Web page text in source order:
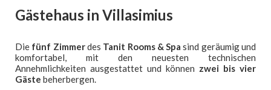
Zimmer
Wo sind wir
Villasimius
Gästehaus in Villasimius
Die fünf Zimmerdes Tanit Rooms & Spa sind geräumig und
komfortabel, mit den neuesten technischen
Annehmlichkeiten ausgestattet und können zwei bis vier
Gäste beherbergen.